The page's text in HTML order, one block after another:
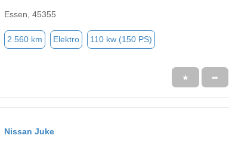
Essen, 45355
2.560 km Elektro 110 kw (150 PS)
★ ➦
Nissan Juke